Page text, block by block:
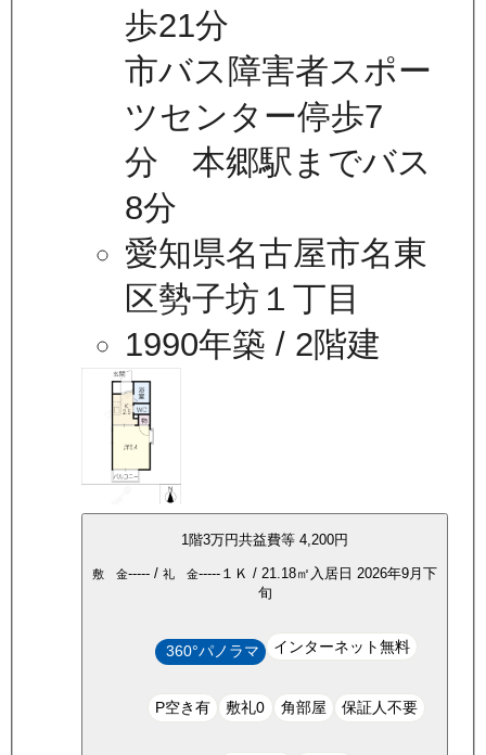
歩21分
市バス障害者スポー
ツセンター停歩7
分 本郷駅までバス
8分
愛知県名古屋市名東
区勢子坊１丁目
1990年築 / 2階建
1 階3万円共益費等 4,200円
敷 金----- / 礼 金----- １Ｋ / 21.18㎡ 入居日 2026年9月下
旬
360°パノラマ インターネット無料
P空き有 敷礼0 角部屋 保証人不要